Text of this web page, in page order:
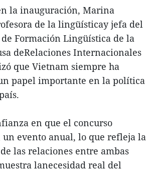
la inauguración, Marina
de la lingüísticay jefa del
Formación Lingüística de la
deRelaciones Internacionales
que Vietnam siempre ha
papel importante en la política
en que el concurso
un evento anual, lo que refleja la
las relaciones entre ambas
lanecesidad real del